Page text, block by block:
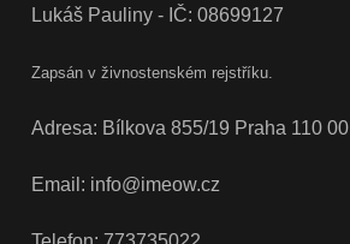
Lukáš Pauliny - IČ: 08699127
Zapsán v živnostenském rejstříku.
Adresa: Bílkova 855/19 Praha 110 00
Email: info@imeow.cz